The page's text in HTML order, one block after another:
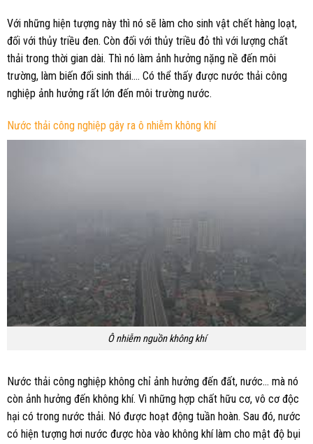
Với những hiện tượng này thì nó sẽ làm cho sinh vật chết hàng loạt,
đối với thủy triều đen. Còn đối với thủy triều đỏ thì với lượng chất
thải trong thời gian dài. Thì nó làm ảnh hưởng nặng nề đến môi
trường, làm biến đổi sinh thái…. Có thể thấy được nước thải công
nghiệp ảnh hưởng rất lớn đến môi trường nước.
Nước thải công nghiệp gây ra ô nhiễm không khí
Ô nhiễm nguồn không khí
Nước thải công nghiệp không chỉ ảnh hưởng đến đất, nước… mà nó
còn ảnh hưởng đến không khí. Vì những hợp chất hữu cơ, vô cơ độc
hại có trong nước thải. Nó được hoạt động tuần hoàn. Sau đó, nước
có hiện tượng hơi nước được hòa vào không khí làm cho mật độ bụi